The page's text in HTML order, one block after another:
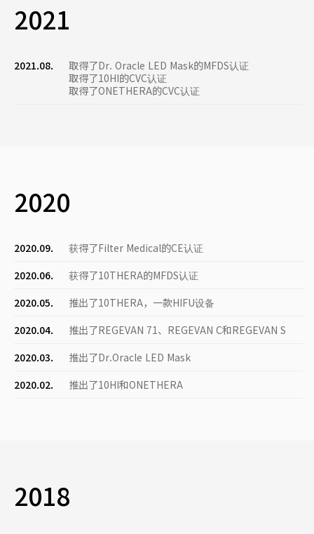
2021
2021.08.
取得了Dr. Oracle LED Mask的MFDS认证
取得了10HI的CVC认证
取得了ONETHERA的CVC认证
2020
2020.09.
获得了Filter Medical的CE认证
2020.06.
获得了10THERA的MFDS认证
2020.05.
推出了10THERA，一款HIFU设备
2020.04.
推出了REGEVAN 71、REGEVAN C和REGEVAN S
2020.03.
推出了Dr.Oracle LED Mask
2020.02.
推出了10HI和ONETHERA
2018